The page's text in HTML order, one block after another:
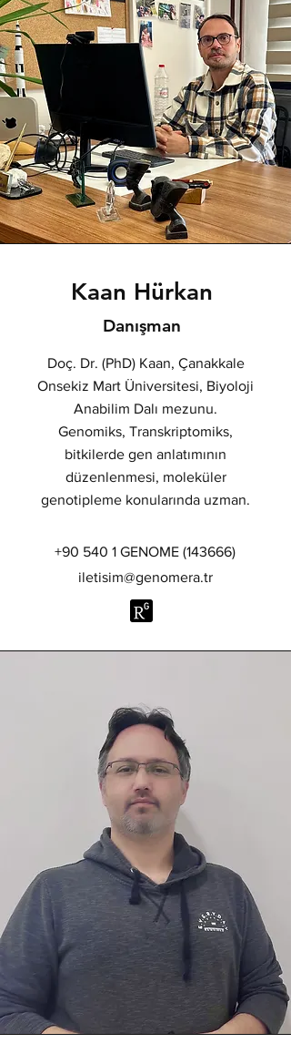
Kaan Hürkan
Danışman
Doç. Dr. (PhD) Kaan, Çanakkale
Onsekiz Mart Üniversitesi, Biyoloji
Anabilim Dalı mezunu.
Genomiks, Transkriptomiks,
bitkilerde gen anlatımının
düzenlenmesi, moleküler
genotipleme konularında uzman.
+90 540 1 GENOME (143666)
iletisim@genomera.tr